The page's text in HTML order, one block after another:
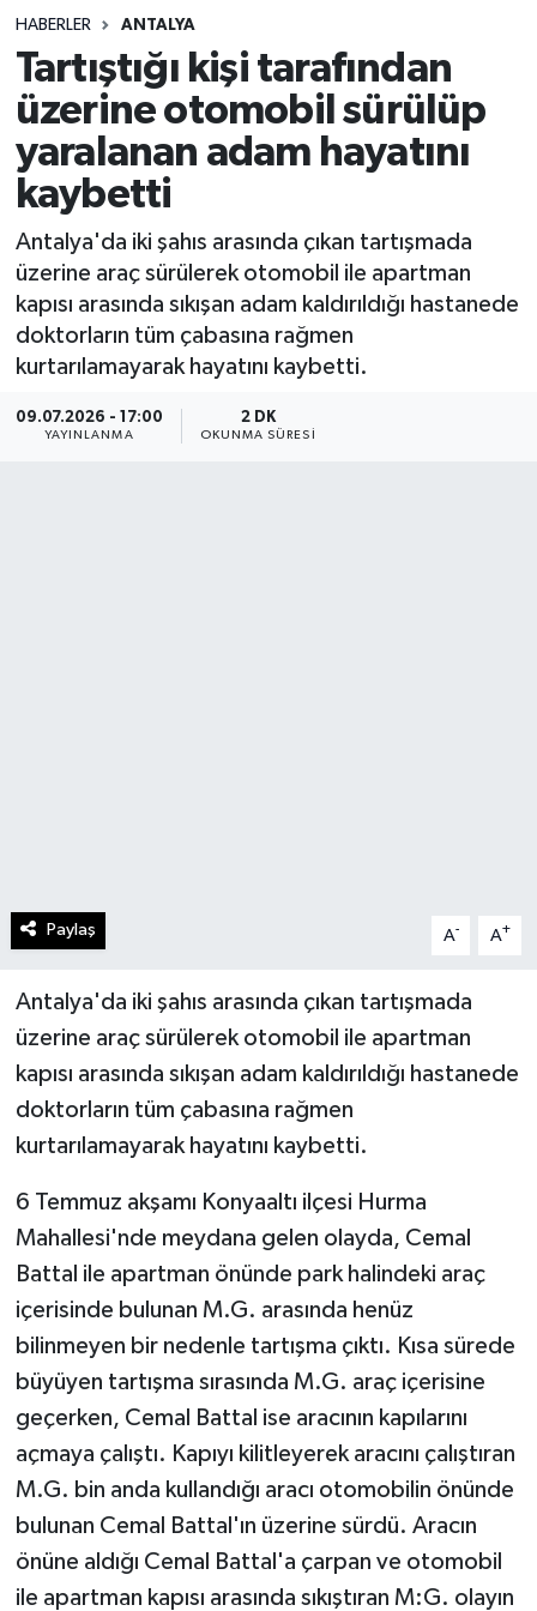
HABERLER ANTALYA
Tartıştığı kişi tarafından
üzerine otomobil sürülüp
yaralanan adam hayatını
kaybetti
Antalya'da iki şahıs arasında çıkan tartışmada
üzerine araç sürülerek otomobil ile apartman
kapısı arasında sıkışan adam kaldırıldığı hastanede
doktorların tüm çabasına rağmen
kurtarılamayarak hayatını kaybetti.
09.07.2026 - 17:00
YAYINLANMA
2 DK
OKUNMA SÜRESI
Paylaş A- A+
Antalya'da iki şahıs arasında çıkan tartışmada
üzerine araç sürülerek otomobil ile apartman
kapısı arasında sıkışan adam kaldırıldığı hastanede
doktorların tüm çabasına rağmen
kurtarılamayarak hayatını kaybetti.
6 Temmuz akşamı Konyaaltı ilçesi Hurma
Mahallesi'nde meydana gelen olayda, Cemal
Battal ile apartman önünde park halindeki araç
içerisinde bulunan M.G. arasında henüz
bilinmeyen bir nedenle tartışma çıktı. Kısa sürede
büyüyen tartışma sırasında M.G. araç içerisine
geçerken, Cemal Battal ise aracının kapılarını
açmaya çalıştı. Kapıyı kilitleyerek aracını çalıştıran
M.G. bin anda kullandığı aracı otomobilin önünde
bulunan Cemal Battal'ın üzerine sürdü. Aracın
önüne aldığı Cemal Battal'a çarpan ve otomobil
ile apartman kapısı arasında sıkıştıran M:G. olayın
Spor
Teknoloji